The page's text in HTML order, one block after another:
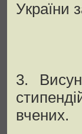
України
3.
вчених.